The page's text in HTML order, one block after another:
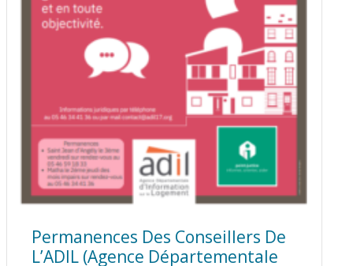
Permanences Des Conseillers De
L’ADIL (Agence Départementale